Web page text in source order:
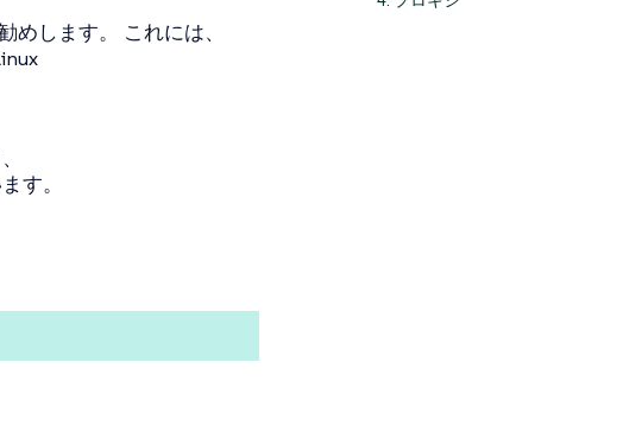
します。 これには、
す。